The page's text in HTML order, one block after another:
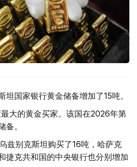
国家银行黄金储备增加了15吨。
大的黄金买家。该国在2026年第
备。
兹别克斯坦购买了16吨，哈萨克
捷克共和国的中央银行也分别增加